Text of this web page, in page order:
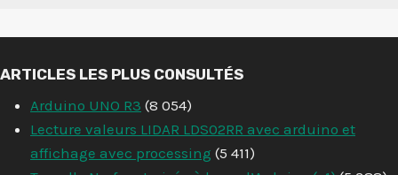
ARTICLES LES PLUS CONSULTÉS
Arduino UNO R3 (8 054)
Lecture valeurs LIDAR LDS02RR avec arduino et
affichage avec processing (5 411)